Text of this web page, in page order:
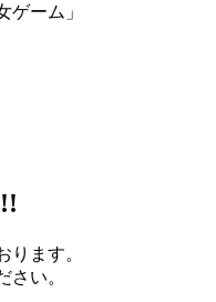
ゲーム」
ます。
い。